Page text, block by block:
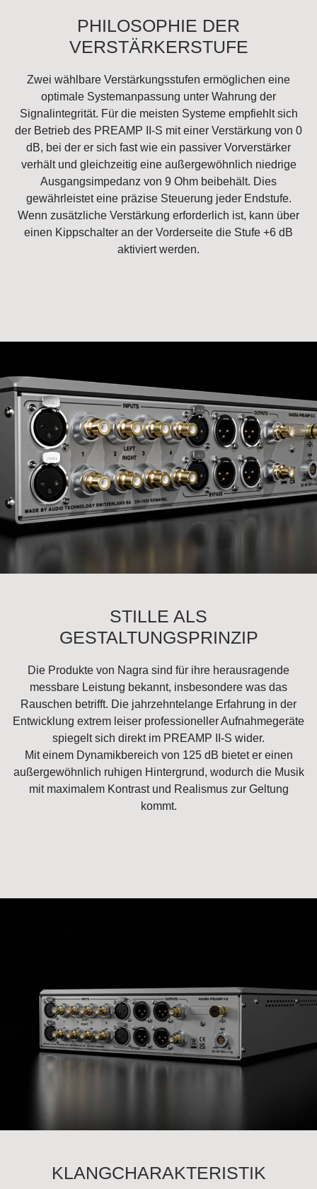
PHILOSOPHIE DER
VERSTÄRKERSTUFE
Zwei wählbare Verstärkungsstufen ermöglichen eine
optimale Systemanpassung unter Wahrung der
Signalintegrität. Für die meisten Systeme empfiehlt sich
der Betrieb des PREAMP II-S mit einer Verstärkung von 0
dB, bei der er sich fast wie ein passiver Vorverstärker
verhält und gleichzeitig eine außergewöhnlich niedrige
Ausgangsimpedanz von 9 Ohm beibehält. Dies
gewährleistet eine präzise Steuerung jeder Endstufe.
Wenn zusätzliche Verstärkung erforderlich ist, kann über
einen Kippschalter an der Vorderseite die Stufe +6 dB
aktiviert werden.
STILLE ALS
GESTALTUNGSPRINZIP
Die Produkte von Nagra sind für ihre herausragende
messbare Leistung bekannt, insbesondere was das
Rauschen betrifft. Die jahrzehntelange Erfahrung in der
Entwicklung extrem leiser professioneller Aufnahmegeräte
spiegelt sich direkt im PREAMP II-S wider.
Mit einem Dynamikbereich von 125 dB bietet er einen
außergewöhnlich ruhigen Hintergrund, wodurch die Musik
mit maximalem Kontrast und Realismus zur Geltung
kommt.
KLANGCHARAKTERISTIK